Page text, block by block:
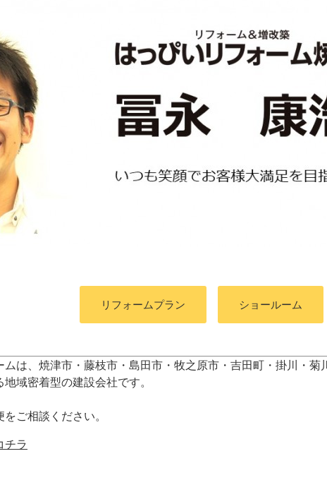
リフォームプラン ショールーム
ムは、焼津市・藤枝市・島田市・牧之原市・吉田町 ・掛川・菊川
域密着型の建設会社です。
ご相談ください。
チラ